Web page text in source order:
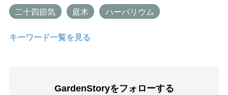
二十四節気 庭木 ハーバリウム
キーワード一覧を見る
GardenStoryをフォローする